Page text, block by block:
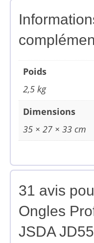
Poids
2,5 kg
Dimensions
35 × 27 × 33 cm
31 avis
Ongles
JSDA